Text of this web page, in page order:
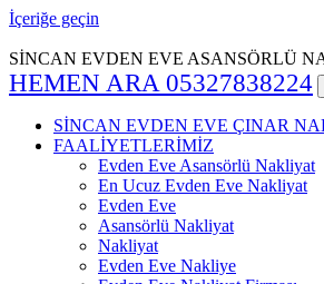
İçeriğe geçin
SİNCAN EVDEN EVE ASANSÖRLÜ
HEMEN ARA 05327838224
SİNCAN EVDEN EVE ÇINAR
FAALİYETLERİMİZ
Evden Eve Asansörlü Nakliyat
En Ucuz Evden Eve Nakliyat
Evden Eve
Asansörlü Nakliyat
Nakliyat
Evden Eve Nakliye